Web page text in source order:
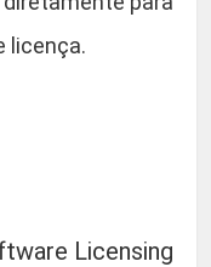
licença.
Licensing